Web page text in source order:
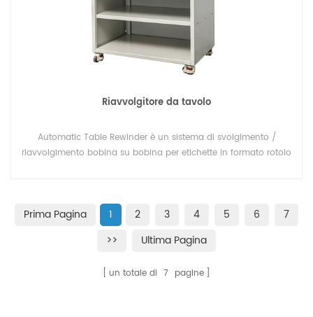
Riavvolgitore da tavolo
Automatic Table Rewinder è un sistema di svolgimento /
riavvolgimento bobina su bobina per etichette in formato rotolo
etichette in un processo offline autonomo.
Prima Pagina 1 2 3 4 5 6
7
>>
Ultima Pagina
un totale di 7 pagine